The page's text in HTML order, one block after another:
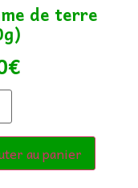
de terre
€
au panier